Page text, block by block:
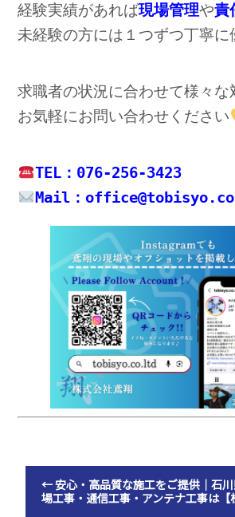
経験実績があれば現場管理や責
未経験の方には１つずつ丁寧
求職者の状況に合わせて様々
お気軽にお問い合わせください
TEL：076-256-3423
Mail：
←安心・高品質な施工をご提供｜石
場工事・通信工事・アンテナ工事は【